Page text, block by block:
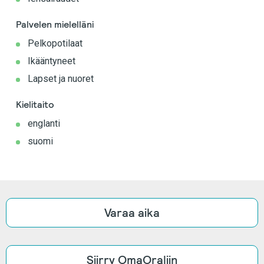
Palvelen mielelläni
Pelkopotilaat
Ikääntyneet
Lapset ja nuoret
Kielitaito
englanti
suomi
Varaa aika
Siirry OmaOraliin